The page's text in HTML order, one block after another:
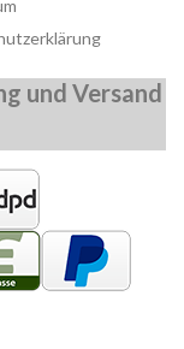
und Versand